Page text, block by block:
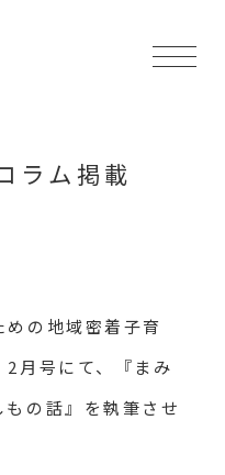
ラム掲載
の地域密着子育
月号にて、『まみ
の話』を執筆させ